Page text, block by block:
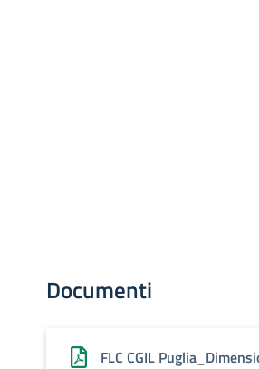
Documenti
FLC CGIL